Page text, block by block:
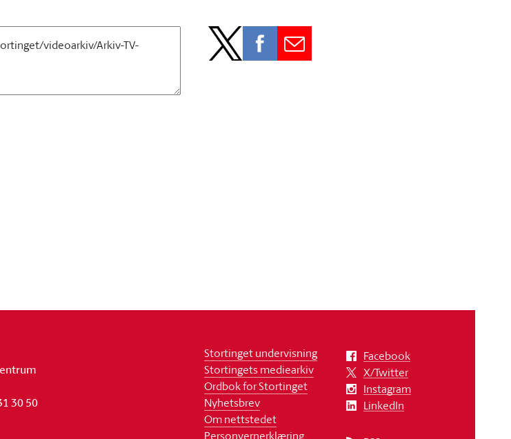
30 50
Stortinget undervisning
Stortingets mediearkiv
Ordbok for Stortinget
Nyhetsbrev
Om nettstedet
Personvernerklæring
Facebook
X/Twitter
Instagram
LinkedIn